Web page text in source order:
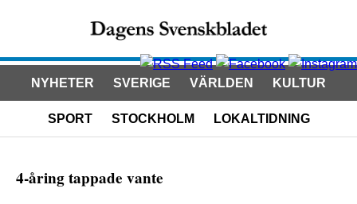
NYHETER SVERIGE VÄRLDEN KULTUR
SPORT STOCKHOLM LOKALTIDNING
4-åring tappade vante